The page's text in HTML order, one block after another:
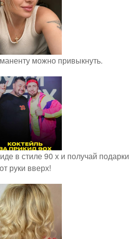
можно привыкнуть.
в стиле 90 х и получай подарки
от руки вверх!